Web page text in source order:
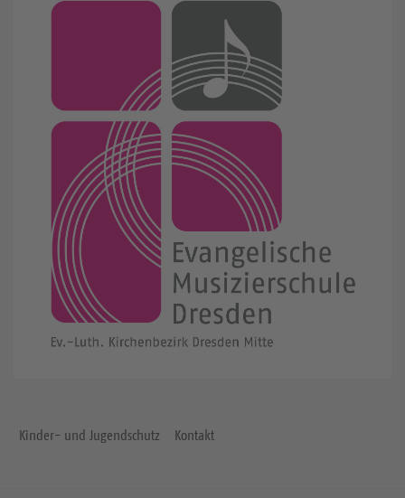
Kinder- und Jugendschutz Kontakt